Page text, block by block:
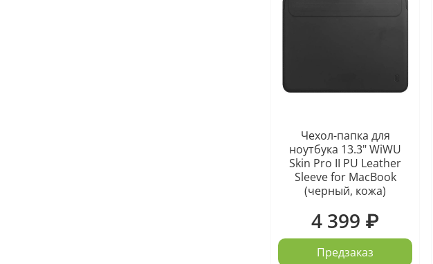
Чехол-папка для
ноутбука 13.3" WiWU
Skin Pro II PU Leather
Sleeve for MacBook
(черный, кожа)
4 399 ₽
Предзаказ